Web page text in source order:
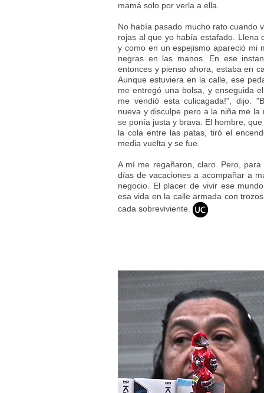
mamá solo por verla a ella.
No había pasado mucho rato cuando
rojas al que yo había estafado. Llena
y como en un espejismo apareció mi
negras en las manos. En ese
entonces y pienso ahora, estaba en
Aunque estuviera en la calle, ese
me entregó una bolsa, y enseguida
me vendió esta culicagada!", dijo.
nueva y disculpe pero a la niña me
se ponía justa y brava. El hombre,
la cola entre las patas, tiró el
media vuelta y se fue.
A mí me regañaron, claro. Pero,
días de vacaciones a acompañar a
negocio. El placer de vivir ese
esa vida en la calle armada con
cada sobreviviente.